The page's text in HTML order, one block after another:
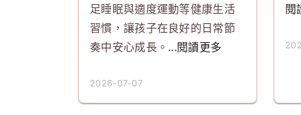
足睡眠與適度運動等健康生活
習慣，讓孩子在良好的日常節
奏中安心成長。 ...閱讀更多
2026-07-07
閱